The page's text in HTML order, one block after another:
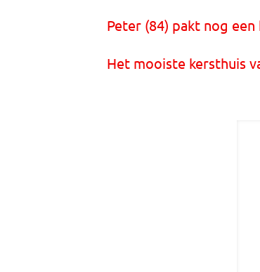
Peter (84) pakt nog
Het mooiste kersthuis